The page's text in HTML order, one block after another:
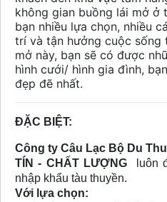
không gian buồng lái mở ở
bạn nhiều lựa chọn, nhiều
trí và tận hưởng cuộc sống
mở này, bạn sẽ có được
hình cưới/ hình gia đình,
đẹp đẽ nhất.
ĐẶC BIỆT:
Công ty Câu Lạc Bộ Du
TÍN - CHẤT LƯỢNG luôn
nhập khẩu tàu thuyền.
Với lựa chọn: